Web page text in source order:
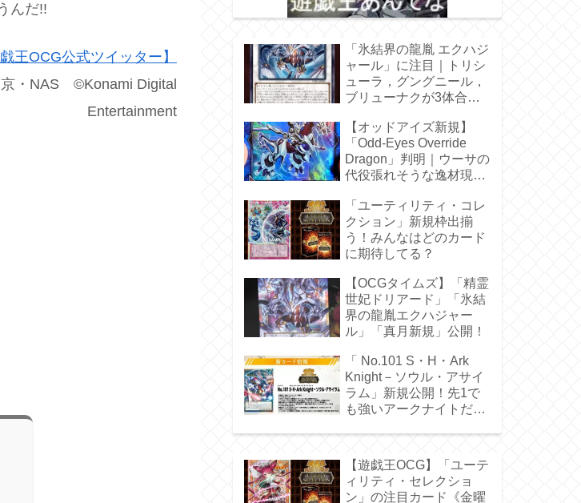
んだ!!
戯王OCG公式ツイッター】
・NAS ©Konami Digital
Entertainment
「氷結界の龍胤 エクハジ
ャール」に注目｜トリシ
ューラ，グングニール，
ブリューナクが3体合
【オッドアイズ新規】
「Odd-Eyes Override
Dragon」判明｜ウーサの
代役張れそうな逸材現
「ユーティリティ・コレ
クション」新規枠出揃
う！みんなはどのカード
に期待してる？
【OCGタイムズ】「精霊
世妃ドリアード」「氷結
界の龍胤エクハジャー
ル」「真月新規」公開！
「 No.101 S・H・Ark
Knight－ソウル・アサイ
ラム」新規公開！先1で
も強いアークナイトだ
【遊戯王OCG】「ユーテ
ィリティ・セレクショ
ン」の注目カード《金曜